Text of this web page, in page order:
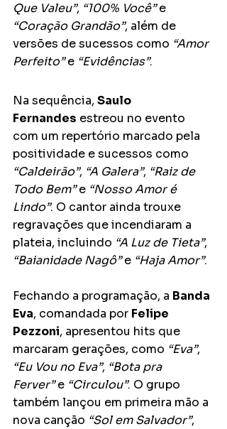
Que Valeu”, “100% Você” e
“Coração Grandão”, além de
versões de sucessos como “Amor
Perfeito” e “Evidências”.
Na sequência, Saulo
Fernandes estreou no evento
com um repertório marcado pela
positividade e sucessos como
“Caldeirão”, “A Galera”, “Raiz de
Todo Bem” e “Nosso Amor é
Lindo”. O cantor ainda trouxe
regravações que incendiaram a
plateia, incluindo “A Luz de Tieta”,
“Baianidade Nagô” e “Haja Amor”.
Fechando a programação, a Banda
Eva, comandada por Felipe
Pezzoni, apresentou hits que
marcaram gerações, como “Eva”,
“Eu Vou no Eva”, “Bota pra
Ferver” e “Circulou”. O grupo
também lançou em primeira mão a
nova canção “Sol em Salvador”,